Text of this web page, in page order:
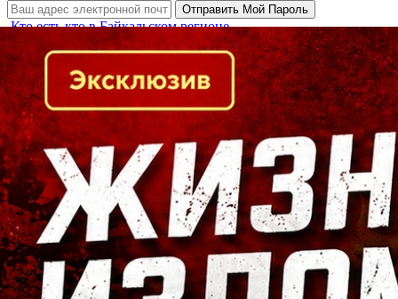
Кто есть кто в Байкальском регионе